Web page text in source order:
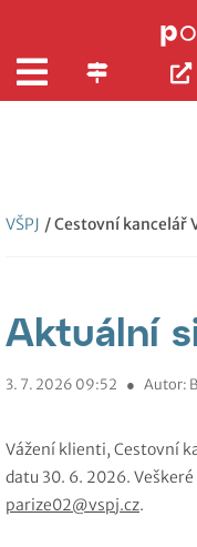
VŠPJ / Cestovní kancelář
Aktuální
3. 7. 2026 09:52 ● Autor:
Vážení klienti, Cestovní
datu 30. 6. 2026.
parize02@vspj.cz.